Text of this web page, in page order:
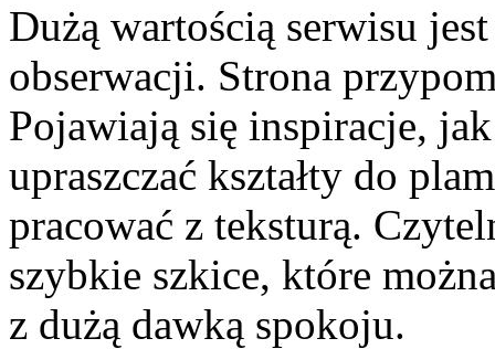
Dużą wartością serwisu
obserwacji. Strona
Pojawiają się inspiracje,
upraszczać kształty do
pracować z teksturą.
szybkie szkice, które
z dużą dawką spokoju.